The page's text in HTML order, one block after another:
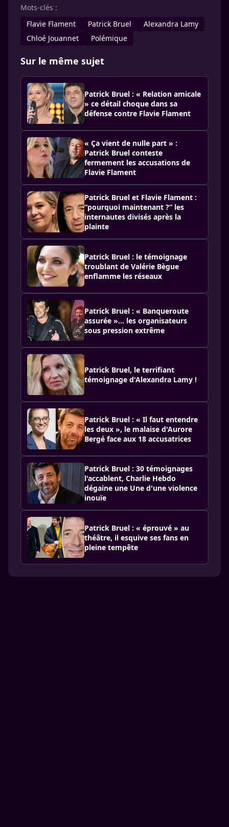
Mots-clés :
Flavie Flament
Patrick Bruel
Alexandra Lamy
Chloé Jouannet
Polémique
Sur le même sujet
Patrick Bruel : « Relation amicale
» ce détail choque dans sa
défense contre Flavie Flament
« Ça vient de nulle part » :
Patrick Bruel conteste
fermement les accusations de
Flavie Flament
Patrick Bruel et Flavie Flament :
“pourquoi maintenant ?” les
internautes divisés après la
plainte
Patrick Bruel : le témoignage
troublant de Valérie Bègue
enflamme les réseaux
Patrick Bruel : « Banqueroute
assurée »… les organisateurs
sous pression extrême
Patrick Bruel, le terrifiant
témoignage d'Alexandra Lamy !
Patrick Bruel : « Il faut entendre
les deux », le malaise d'Aurore
Bergé face aux 18 accusatrices
Patrick Bruel : 30 témoignages
l'accablent, Charlie Hebdo
dégaine une Une d'une violence
inouïe
Patrick Bruel : « éprouvé » au
théâtre, il esquive ses fans en
pleine tempête